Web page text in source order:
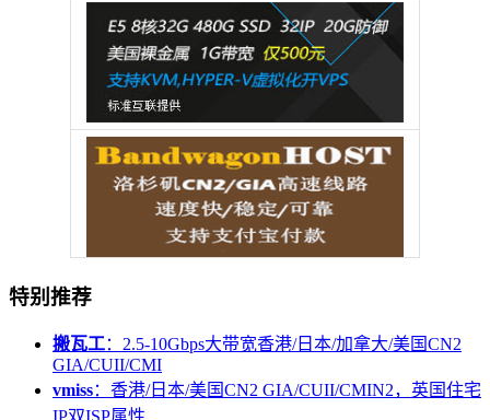
特别推荐
搬瓦工：2.5-10Gbps大带宽香港/日本/加拿大/美国CN2
GIA/CUII/CMI
vmiss：香港/日本/美国CN2 GIA/CUII/CMIN2，英国住宅